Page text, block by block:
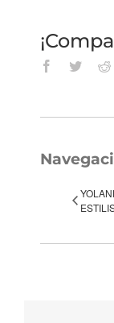
Facebook
Twitter